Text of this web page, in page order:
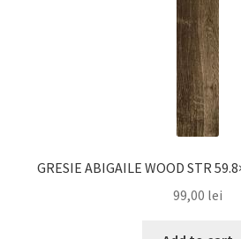
GRESIE ABIGAILE WOOD STR
99,00 lei